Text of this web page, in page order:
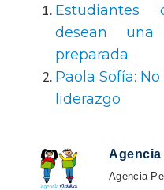
desean
preparada
Paola Sofía:
liderazgo
Agencia
Agencia